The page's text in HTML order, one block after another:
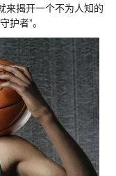
来揭开一个不为人知的
者”。